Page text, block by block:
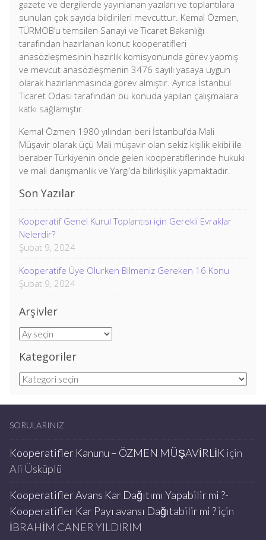
gazete ve dergilerde yayınlanan yazıları ve toplantılara
sunulan çok sayıda bildirileri mevcuttur. Kemal Özmen,
TÜRMOB’u temsilen Sanayi ve Ticaret Bakanlığı
tarafından hazırlanan konut kooperatifleri
anasözleşmesinin hazırlık komisyonunda görev yapmış
ve mevcut anasözleşmenin 3476 sayılı yasaya uygun
olarak hazırlanmasında görev almıştır. Ayrıca İstanbul
Ticaret Odası tarafından bu konuda yapılan çalışmalara
katkı sağlamıştır.
Kemal Özmen 1980 yılından beri İstanbul’da Mali
Müşavir olarak üçü Mali müşavir olan sekiz kişilik ekibi ile
beraber Türkiyenin önde gelen kooperatiflerinde hukuki
ve mali danışmanlık ve Yargı’da bilirkişilik yapmaktadır.
Son Yazılar
Kooperatif Genel Kurul Toplantısı için Gerekli Evraklar
Nelerdir?
Şubat 9, 2024
Kooperatife Üye Olurken Bilmeniz Gereken 16 Konu
Şubat 9, 2024
Arşivler
Arşivler
Kategoriler
Kategoriler
SORULARINIZ
Kooperatifler Kanunu – ÖZMEN MÜŞAVİRLİK için
Ali Üsküplü
Kooperatifler Avans Kar Dağıtımı Yapabilir mi ?-
Kooperatifler Kar Payı avansı Dağıtabilir mi ?için
İBRAHİM CANER YILDIRIM